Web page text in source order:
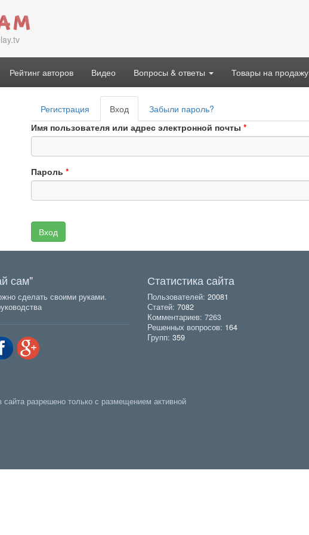
Рейтинг авторов Видео Вопросы & ответы Товары на продажу
Главные
вкладки
Регистрация Вход(активная
вкладка)
Забыли пароль?
Имя пользователя или адрес электронной почты *
Пароль *
Вход
сам"
сделать своими руками.
Статистика сайта
Пользователей: 20081
Статей: 7082
Комментариев: 7263
Решенных вопросов: 164
Групп: 359
сайта разрешено только с размещением активной